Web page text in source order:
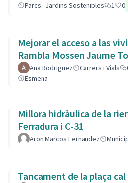
Parcs i Jardins Sostenibles
1 0
Mejorar el acceso a las viviendas sitas en
Rambla Mossen Jaume
Ana Rodriguez Carrers i Vials
Esmena
Millora hidràulica de la
Ferradura i C-31
Aron Marcos Fernandez
Tancament de la plaça